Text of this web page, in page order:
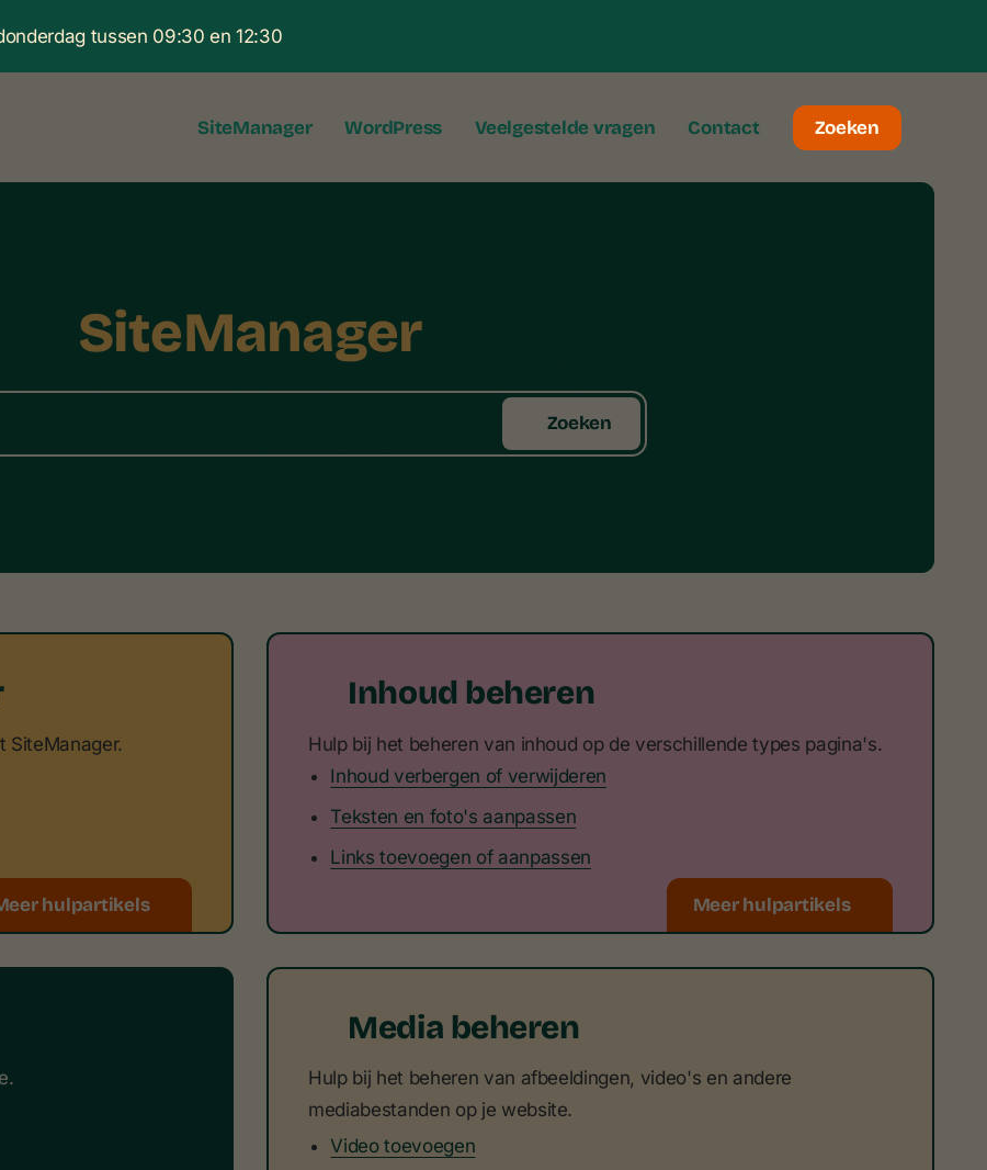
tussen 09:30 en 12:30
SiteManager WordPress Veelgestelde vragen Contact Zoeken
SiteManager
Zoeken
knop werkt niet
SiteManager.
hulpartikels
Inhoud beheren
Hulp bij het beheren van inhoud op de verschillende types pagina's.
Inhoud verbergen of verwijderen
Teksten en foto's aanpassen
Links toevoegen of aanpassen
Meer hulpartikels
Media beheren
Hulp bij het beheren van afbeeldingen, video's en andere
mediabestanden op je website.
Video toevoegen